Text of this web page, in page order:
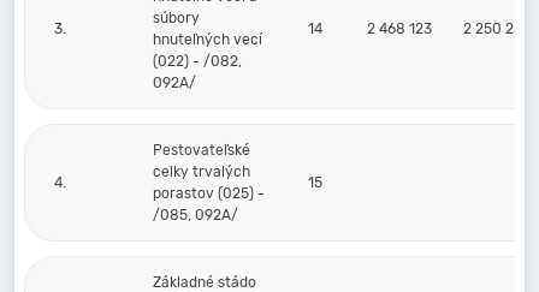
3.
súbory
hnuteľných vecí
(022) - /082,
092A/
14 2 468 123 2 250 257
4.
Pestovateľské
celky trvalých
porastov (025) -
/085, 092A/
15
Základné stádo